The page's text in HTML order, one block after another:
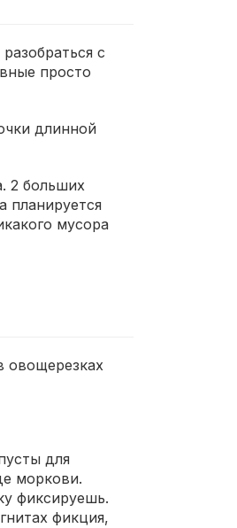
с
просто
длинной
2 больших
планируется
мусора
овощерезках
для
моркови.
фиксируешь.
фикция,